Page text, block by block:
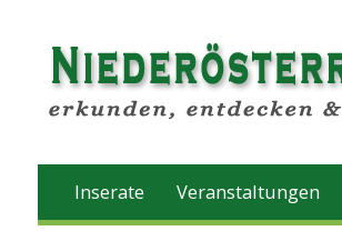
Inserate Veranstaltungen